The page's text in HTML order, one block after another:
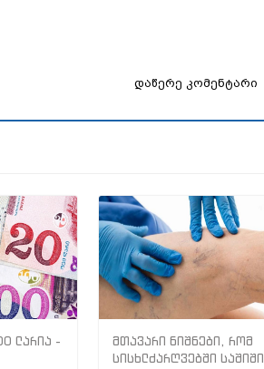
დაწერე კომენტარი
ლარია -
მთავარი ნიშნები, რომ
სისხლძარღვებში საშიში